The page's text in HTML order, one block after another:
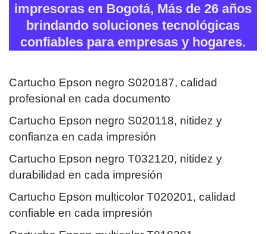
impresoras en Bogotá, Más de 26 años
brindando soluciones tecnológicas
confiables para empresas y hogares.
Cartucho Epson negro S020187, calidad
profesional en cada documento
Cartucho Epson negro S020118, nitidez y
confianza en cada impresión
Cartucho Epson negro T032120, nitidez y
durabilidad en cada impresión
Cartucho Epson multicolor T020201, calidad
confiable en cada impresión